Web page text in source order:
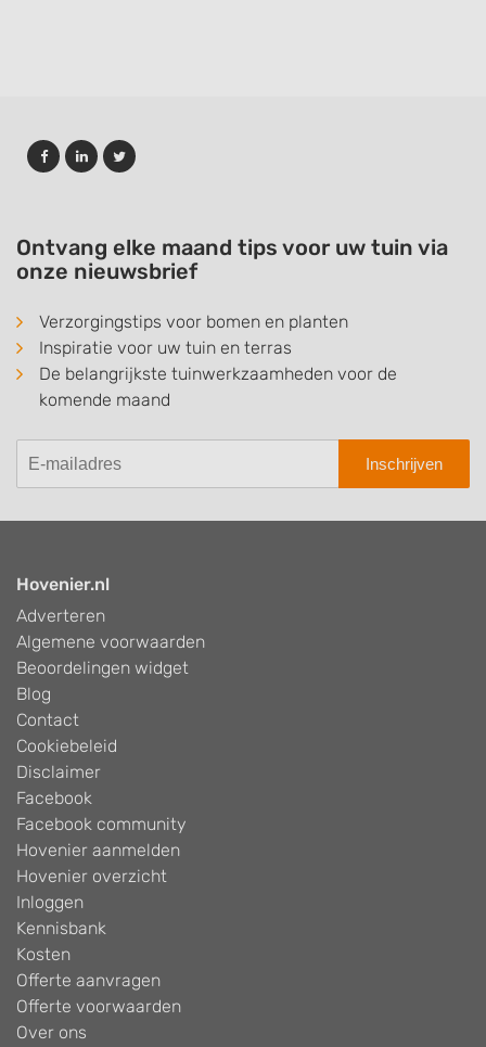
Ontvang elke maand tips voor uw tuin via
onze nieuwsbrief
Verzorgingstips voor bomen en planten
Inspiratie voor uw tuin en terras
De belangrijkste tuinwerkzaamheden voor de
komende maand
Inschrijven
Hovenier.nl
Adverteren
Algemene voorwaarden
Beoordelingen widget
Blog
Contact
Cookiebeleid
Disclaimer
Facebook
Facebook community
Hovenier aanmelden
Hovenier overzicht
Inloggen
Kennisbank
Kosten
Offerte aanvragen
Offerte voorwaarden
Over ons